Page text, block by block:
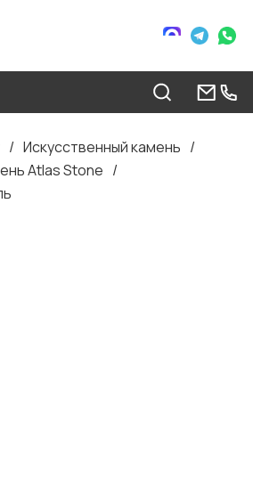
Искусственный камень
Atlas Stone